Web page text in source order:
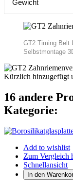
Gewicht
GT2 Timing Belt
Selbstmontage
Kürzlich hinzugefügt
16 andere
Kategorie:
Add to wishlist
Zum Vergleich
Schnellansicht
In den